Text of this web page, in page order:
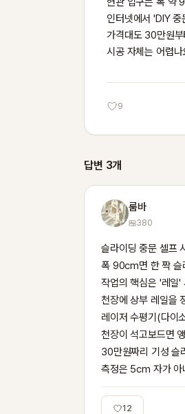
인터넷에서 'DIY
가격대도 30만원
시공 자체는 어렵나
9
답변 3개
룸바
380
슬라이딩 중문 셀프
폭 90cm면 한 짝 슬
작업의 핵심은 '레일'
천장에 상부 레일을
레이저 수평기(다이
천장이 석고보드면
30만원짜리 기성 슬
측정은 5cm 자가
12